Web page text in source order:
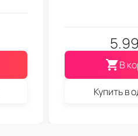
В
Купить в